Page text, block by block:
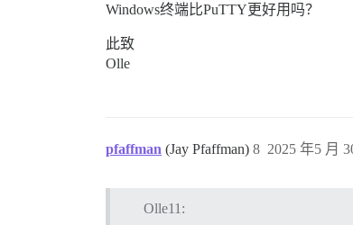
Windows终端比PuTTY更好用吗？
此致
Olle
pfaffman (Jay Pfaffman) 2025 年5 月
8
Olle11: